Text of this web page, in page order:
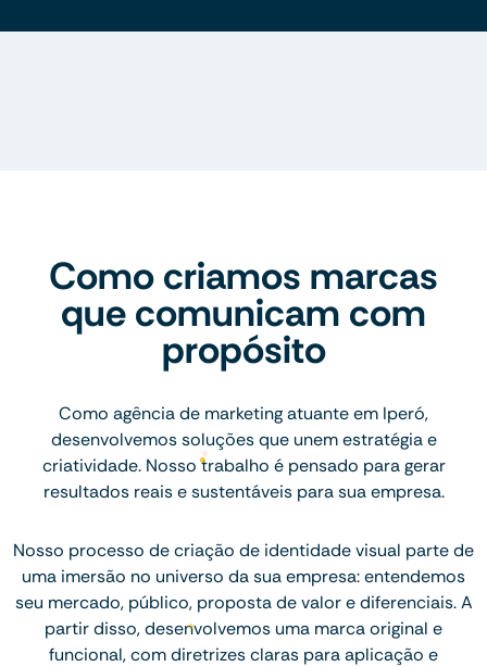
Como criamos marcas
que comunicam com
propósito
Como agência de marketing atuante em Iperó,
desenvolvemos soluções que unem estratégia e
criatividade. Nosso trabalho é pensado para gerar
resultados reais e sustentáveis para sua empresa.
Nosso processo de criação de identidade visual parte de
uma imersão no universo da sua empresa: entendemos
seu mercado, público, proposta de valor e diferenciais. A
partir disso, desenvolvemos uma marca original e
funcional, com diretrizes claras para aplicação e